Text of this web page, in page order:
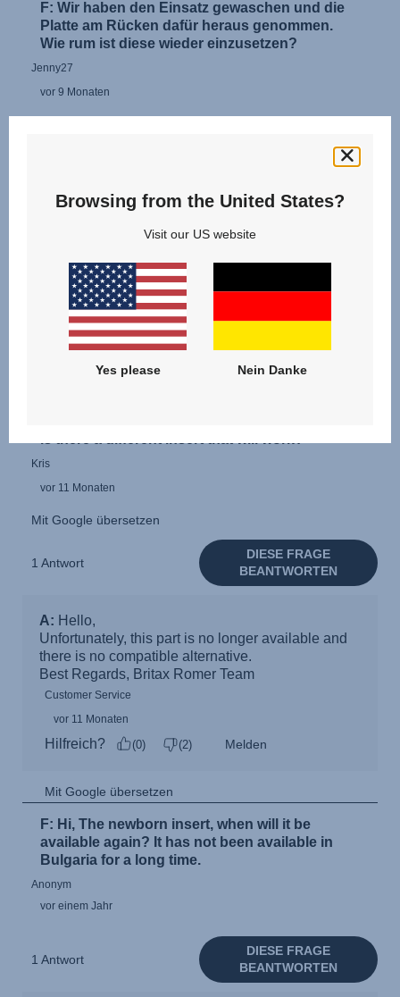
Browsing from the United States?
Visit our US website
Yes please Nein Danke